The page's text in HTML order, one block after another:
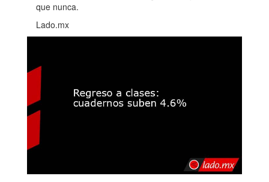
que nunca.
Lado.mx